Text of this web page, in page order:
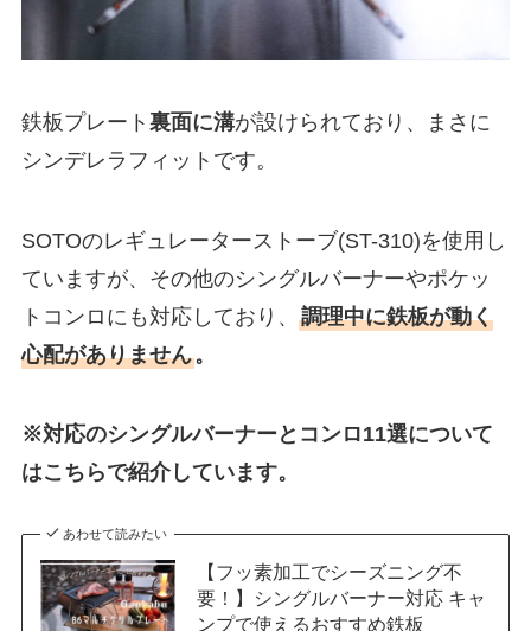
鉄板プレート 裏面に溝が設けられており、まさに
シンデレラフィットです。
SOTOのレギュレーターストーブ(ST-310)を使用し
ていますが、その他のシングルバーナーやポケッ
トコンロにも対応しており、 調理中に鉄板が動く
心配がありません。
※対応のシングルバーナーとコンロ11選について
はこちらで紹介しています。
あわせて読みたい
【フッ素加工でシーズニング不
要！】シングルバーナー対応 キャ
ンプで使えるおすすめ鉄板